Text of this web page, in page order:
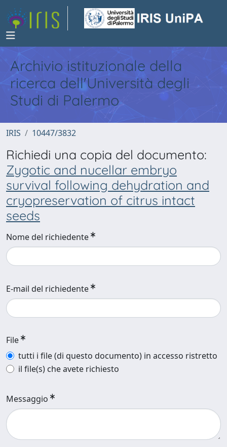
Archivio istituzionale della
ricerca dell'Università degli
Studi di Palermo
IRIS 10447/3832
Richiedi una copia del documento:
Zygotic and nucellar embryo
survival following dehydration and
cryopreservation of citrus intact
seeds
Nome del richiedente
E-mail del richiedente
File
tutti i file (di questo documento) in accesso ristretto
il file(s) che avete richiesto
Messaggio